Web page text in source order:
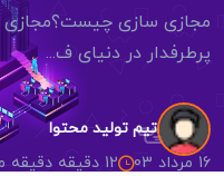
مجازی سازی چیست؟مجازی
پرطرفدار در دنیای ف...
تیم تولید محتوا
16 مرداد 03 12 دقیقه دقیقه مطالعه